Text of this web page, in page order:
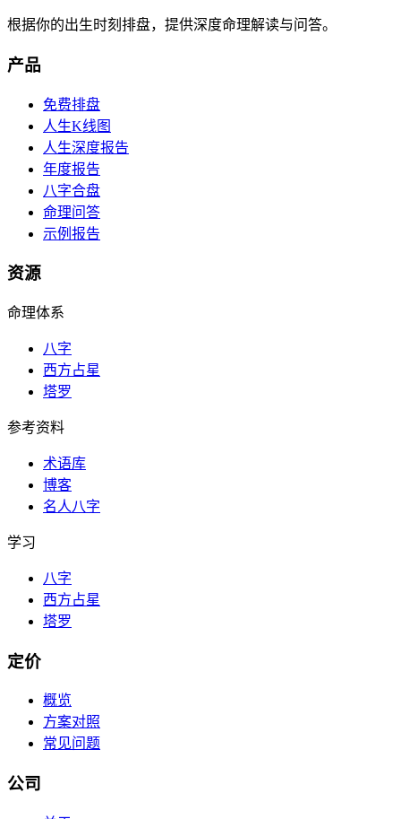
根据你的出生时刻排盘，提供深度命理解读与问答。
产品
免费排盘
人生K线图
人生深度报告
年度报告
八字合盘
命理问答
示例报告
资源
命理体系
八字
西方占星
塔罗
参考资料
术语库
博客
名人八字
学习
八字
西方占星
塔罗
定价
概览
方案对照
常见问题
公司